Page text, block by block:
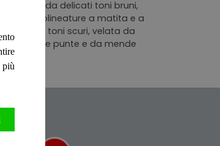
velati da delicati toni bruni,
e sottolineature a matita e a
da toni scuri, velata da
e alle punte e da mende
più